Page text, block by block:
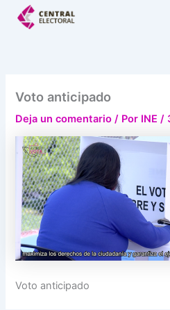
Voto anticipado
Deja un comentario / Por INE/
Voto anticipado